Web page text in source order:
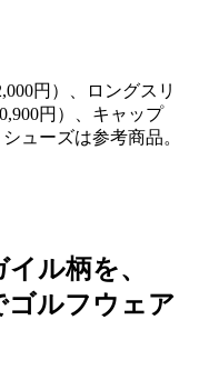
円）、ロングスリ
円）、キャップ
ューズは参考商品。
ル柄を、
ゴルフウェア